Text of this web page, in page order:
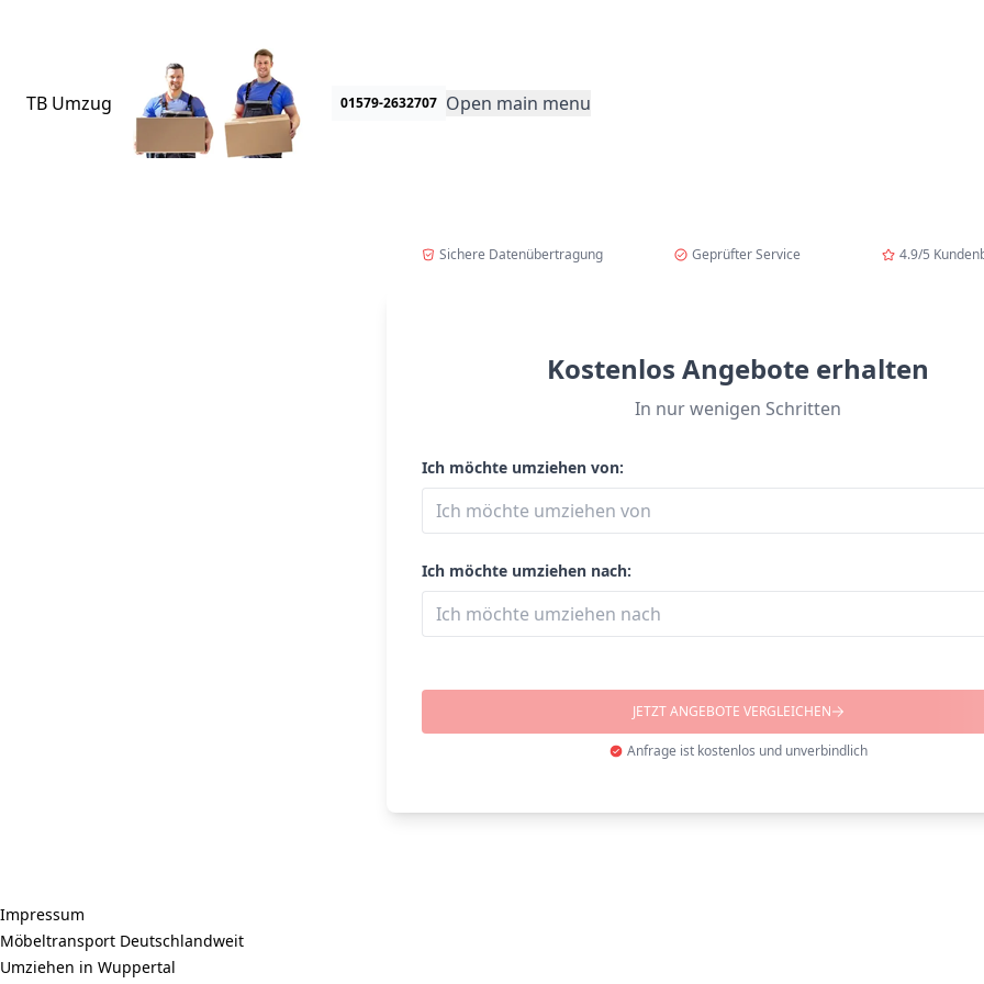
TB Umzug 01579-2632707 Open main menu
Sichere Datenübertragung Geprüfter Service 4.9/5
Kostenlos Angebote erhalten
In nur wenigen Schritten
Ich möchte umziehen von:
Ich möchte umziehen nach:
JETZT ANGEBOTE VERGLEICHEN
Anfrage ist kostenlos und unverbindlich
Impressum
Möbeltransport Deutschlandweit
Umziehen in Wuppertal